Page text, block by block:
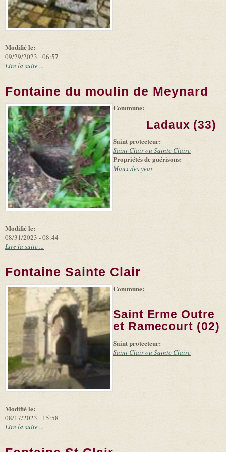
Modifié le:
09/29/2023 - 06:57
Lire la suite ...
Fontaine du moulin de Meynard
Leaflet (link is
|
Tiles
(link is
external)
©
Microsoft
and
suppliers
Modifié le:
08/31/2023 - 08:44
Commune:
Ladaux (33)
Saint protecteur:
Saint Clair ou Sainte Claire
Propriétés de guérisons:
Maux des yeux
Lire la suite ...
Fontaine Sainte Clair
-
Leaflet (link is
|
Tiles
(link is
external)
©
Microsoft
suppliers
Modifié le:
08/17/2023 - 15:58
Commune:
Saint Erme Outre
et Ramecourt (02)
Saint protecteur:
Saint Clair ou Sainte Claire
Lire la suite ...